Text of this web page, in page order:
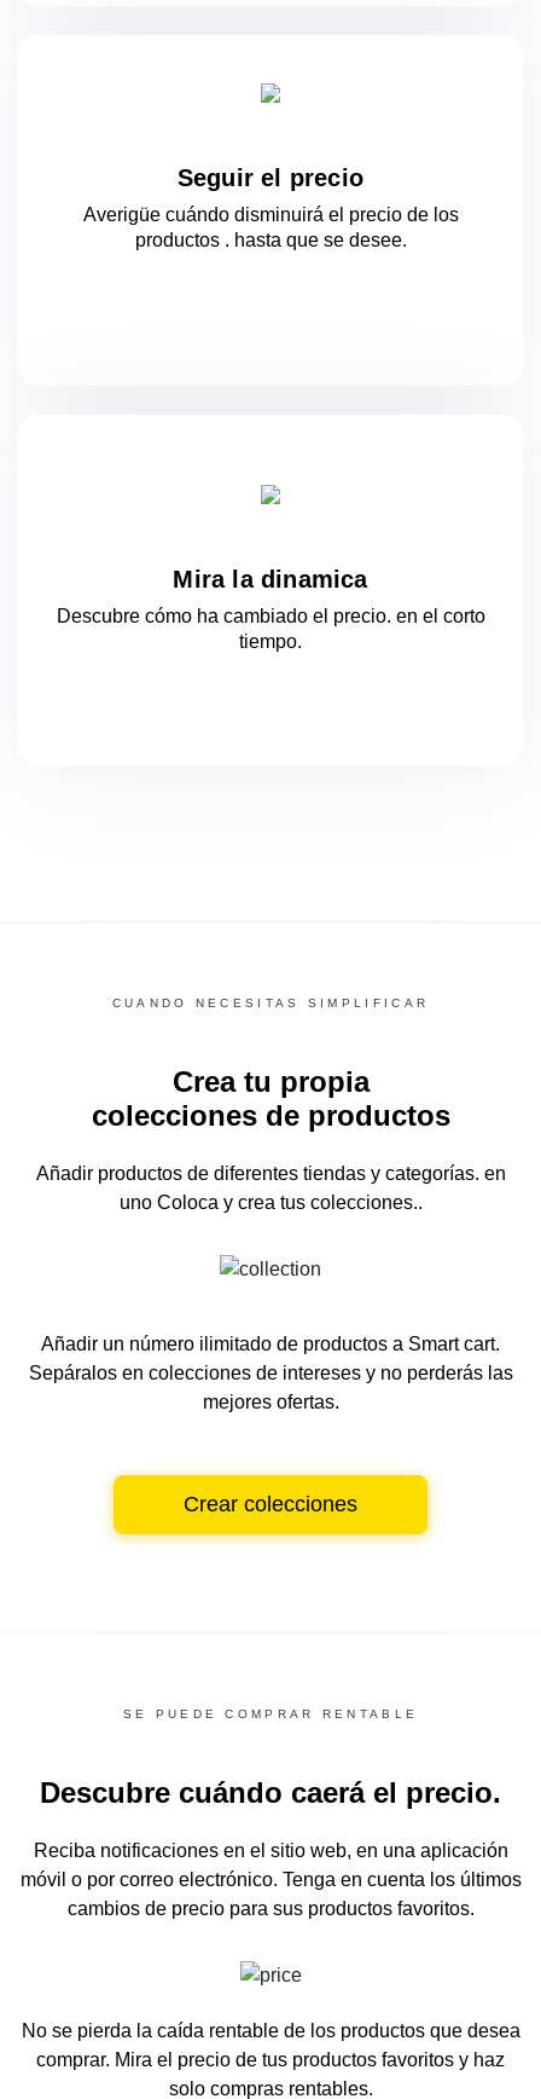
Seguir el precio
Averigüe cuándo disminuirá el precio de los
productos . hasta que se desee.
Mira la dinamica
Descubre cómo ha cambiado el precio. en el corto
tiempo.
CUANDO NECESITAS SIMPLIFICAR
Crea tu propia
colecciones de productos
Añadir productos de diferentes tiendas y categorías. en
unoColoca y crea tus colecciones..
Añadir un número ilimitado de productos a Smart cart.
Sepáralos en colecciones de intereses y no perderás las
mejores ofertas.
Crear colecciones
SE PUEDE COMPRAR RENTABLE
Descubre cuándo caerá el precio.
Reciba notificaciones en el sitio web, en una aplicación
móvil o por correo electrónico. Tenga en cuenta los últimos
cambios de precio para sus productos favoritos.
No se pierda la caída rentable de los productos que desea
comprar. Mira el precio de tus productos favoritos y haz
solo compras rentables.